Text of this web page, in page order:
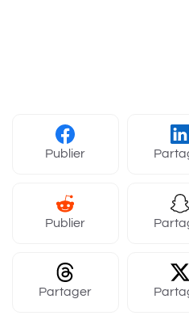
Publier
Publier
Partager